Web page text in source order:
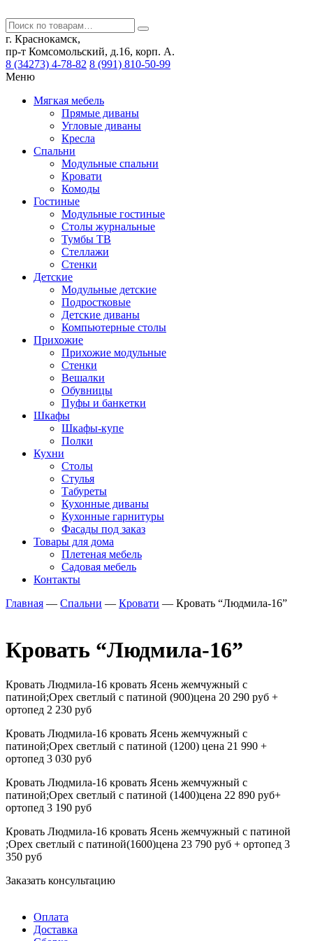
г. Краснокамск,
пр-т Комсомольский, д.16, корп. А.
8 (34273) 4-78-82 8 (991) 810-50-99
Меню
Мягкая мебель
Прямые диваны
Угловые диваны
Кресла
Спальни
Модульные спальни
Кровати
Комоды
Гостиные
Модульные гостиные
Столы журнальные
Тумбы ТВ
Стеллажи
Стенки
Детские
Модульные детские
Подростковые
Детские диваны
Компьютерные столы
Прихожие
Прихожие модульные
Стенки
Вешалки
Обувницы
Пуфы и банкетки
Шкафы
Шкафы-купе
Полки
Кухни
Столы
Стулья
Табуреты
Кухонные диваны
Кухонные гарнитуры
Фасады под заказ
Товары для дома
Плетеная мебель
Садовая мебель
Контакты
Главная — Спальни — Кровати — Кровать “Людмила-16”
Кровать “Людмила-16”
Кровать Людмила-16 кровать Ясень жемчужный с
патиной;Орех светлый с патиной (900)цена 20 290 руб +
ортопед 2 230 руб
Кровать Людмила-16 кровать Ясень жемчужный с
патиной;Орех светлый с патиной (1200) цена 21 990 +
ортопед 3 030 руб
Кровать Людмила-16 кровать Ясень жемчужный с
патиной;Орех светлый с патиной (1400)цена 22 890 руб+
ортопед 3 190 руб
Кровать Людмила-16 кровать Ясень жемчужный с патиной
;Орех светлый с патиной(1600)цена 23 790 руб + ортопед 3
350 руб
Заказать консультацию
Оплата
Доставка